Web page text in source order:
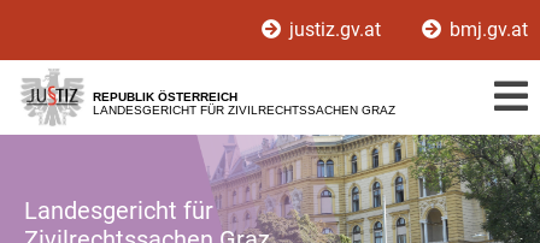
[1]
[2]
[3]
justiz.gv.at bmj.gv.at
REPUBLIK ÖSTERREICH
LANDESGERICHT FÜR ZIVILRECHTSSACHEN GRAZ
Landesgericht für